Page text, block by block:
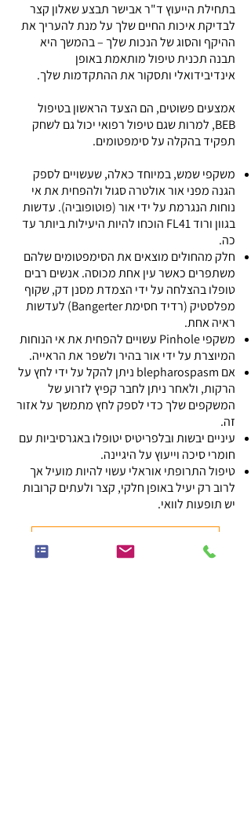
בתחילת הייעוץ ד"ר אבישר תבצע שאלון קצר
לבדיקת איכות החיים שלך על מנת להעריך את
ההיקף והסוג של הנכות שלך – בהמשך היא
תבנה תכנית טיפול מותאמת באופן
אינדיבידואלי ותסקור את ההתקדמות שלך.
אמצעים פשוטים, הם הצעד הראשון בטיפול
BEB, למרות שגם טיפול רפואי יכול גם לשחק
תפקיד בהקלה על סימפטומים.
משקפי שמש, במיוחד כאלה, שעשויים לספק
הגנה מפני אור אולטרה סגול ולהפחית את אי
נוחות הנגרמת על ידי אור (פוטופוביה). עדשות
בגוון ורוד FL41 הוכחו להיות היעילות ביותר עד
כה.
חלק מהחולים מוצאים את הסימפטומים שלהם
משתפרים כאשר עין אחת מכוסה. אנשים רבים
טופלו בהצלחה על ידי הצמדת מסנן דק, שקוף
מפלסטיק (רדיד חסימת Bangerter) לעדשות
ראיה אחת.
משקפי Pinhole עשויים להפחית את אי הנוחות
המיוצרת על ידי אור בהיר ולשפר את הראייה.
אם blepharospasm ניתן להקל על ידי לחץ על
הרקות, ולאחר ניתן לחבר קפיץ לזרוע של
המשקפים שלך כדי לספק לחץ מתמשך על אזור
זה.
עיניים יבשות ובלפריטיס יטופלו באגרסיביות עם
חומרי סיכה וייעוץ על היגיינה.
טיפול התרופתי אוראלי עשוי להיות מועיל אך
לרוב רק יעיל באופן חלקי, קצר ולעתים קרובות
יש תופעות לוואי.